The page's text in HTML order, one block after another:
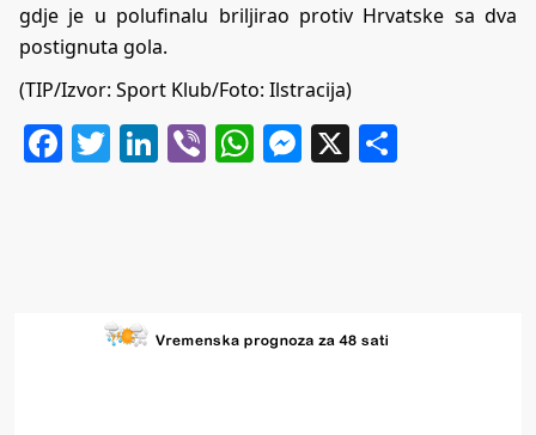
gdje je u polufinalu briljirao protiv Hrvatske sa dva
postignuta gola.
(TIP/Izvor: Sport Klub/Foto: Ilstracija)
Facebook
Twitter
LinkedIn
ViberWhatsApp
Messenger
X